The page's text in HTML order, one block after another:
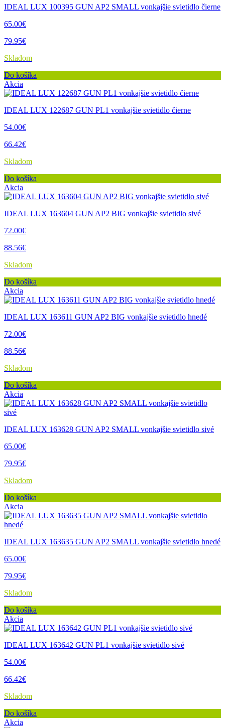
IDEAL LUX 100395 GUN AP2 SMALL vonkajšie svietidlo čierne
65.00€
79.95€
Skladom
Do košíka
Akcia
IDEAL LUX 122687 GUN PL1 vonkajšie svietidlo čierne
54.00€
66.42€
Skladom
Do košíka
Akcia
IDEAL LUX 163604 GUN AP2 BIG vonkajšie svietidlo sivé
72.00€
88.56€
Skladom
Do košíka
Akcia
IDEAL LUX 163611 GUN AP2 BIG vonkajšie svietidlo hnedé
72.00€
88.56€
Skladom
Do košíka
Akcia
IDEAL LUX 163628 GUN AP2 SMALL vonkajšie svietidlo sivé
65.00€
79.95€
Skladom
Do košíka
Akcia
IDEAL LUX 163635 GUN AP2 SMALL vonkajšie svietidlo hnedé
65.00€
79.95€
Skladom
Do košíka
Akcia
IDEAL LUX 163642 GUN PL1 vonkajšie svietidlo sivé
54.00€
66.42€
Skladom
Do košíka
Akcia